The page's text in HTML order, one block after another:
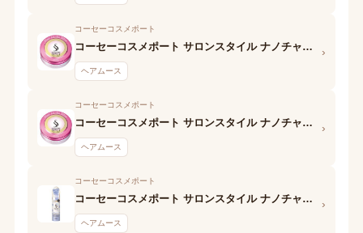
コーセーコスメポート
コーセーコスメポート サロンスタイル ナノチャージ スタイリングムース(スーパーハード)
ヘアムース
›
コーセーコスメポート
コーセーコスメポート サロンスタイル ナノチャージ スタイリングムース(しっとりレイヤー)
ヘアムース
›
コーセーコスメポート
コーセーコスメポート サロンスタイル ナノチャージ スタイリングムース(さらさらストレート)
ヘアムース
›